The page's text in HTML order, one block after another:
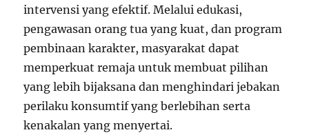
intervensi yang efektif. Melalui edukasi,
pengawasan orang tua yang kuat, dan program
pembinaan karakter, masyarakat dapat
memperkuat remaja untuk membuat pilihan
yang lebih bijaksana dan menghindari jebakan
perilaku konsumtif yang berlebihan serta
kenakalan yang menyertai.